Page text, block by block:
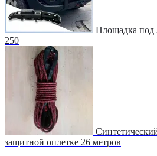
Площадка под
250
защитной оплетке 26 метров